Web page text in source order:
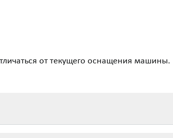
от текущего оснащения машины.